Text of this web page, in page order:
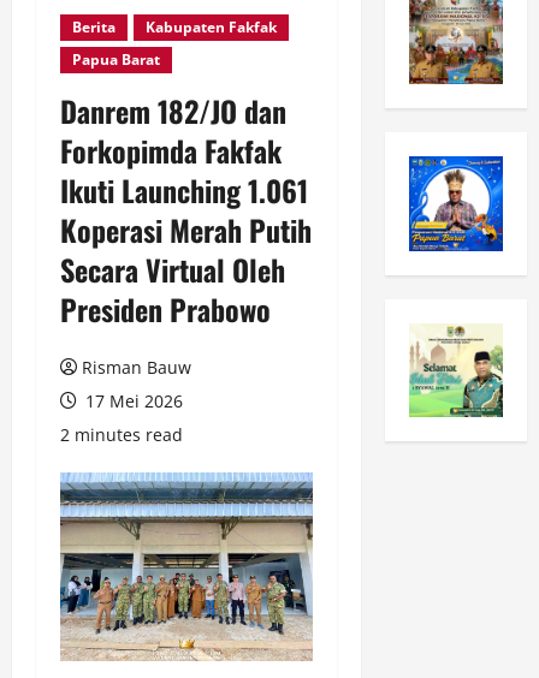
Berita
Kabupaten Fakfak
Papua Barat
Danrem 182/JO dan
Forkopimda Fakfak
Ikuti Launching 1.061
Koperasi Merah Putih
Secara Virtual Oleh
Presiden Prabowo
Risman Bauw
17 Mei 2026
2 minutes read